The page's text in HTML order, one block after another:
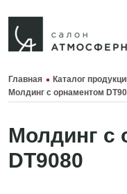
Главная Каталог
Молдинг с орнаментом
Молдинг с
DT9080